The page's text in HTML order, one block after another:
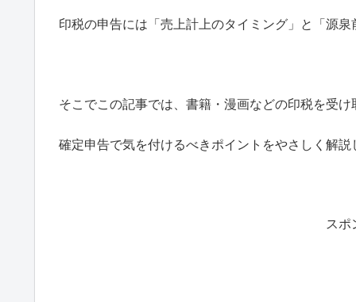
印税の申告には「売上計上のタイミング」と「源
そこでこの記事では、書籍・漫画などの印税を受
確定申告で気を付けるべきポイントをやさしく解説
スポ